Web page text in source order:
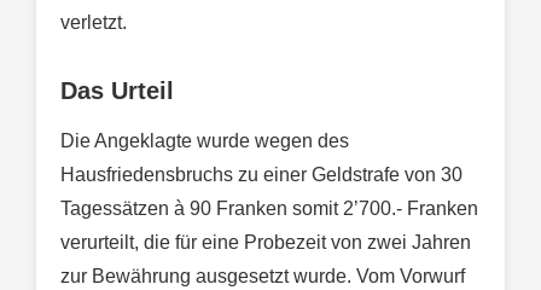
verletzt.
Das Urteil
Die Angeklagte wurde wegen des
Hausfriedensbruchs zu einer Geldstrafe von 30
Tagessätzen à 90 Franken somit 2’700.- Franken
verurteilt, die für eine Probezeit von zwei Jahren
zur Bewährung ausgesetzt wurde. Vom Vorwurf